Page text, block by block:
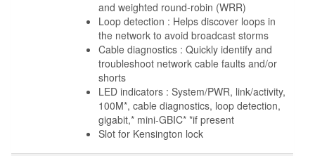
and weighted round-robin (WRR)
Loop detection : Helps discover loops in
the network to avoid broadcast storms
Cable diagnostics : Quickly identify and
troubleshoot network cable faults and/or
shorts
LED indicators : System/PWR, link/activity,
100M*, cable diagnostics, loop detection,
gigabit,* mini-GBIC* *if present
Slot for Kensington lock